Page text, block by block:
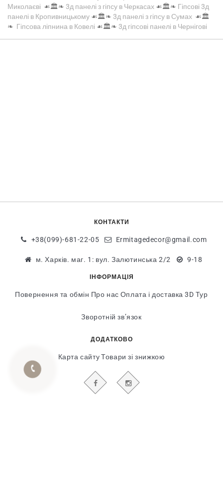
Миколаєві ☙🏛️❧ 3д панелі з гіпсу в Черкасах ☙🏛️❧ Гіпсові 3д
панелі в Кропивницькому ☙🏛️❧ 3д панелі з гіпсу в Сумах ☙🏛️
❧ Гіпсова ліпнина в Ковелі ☙🏛️❧ 3д гіпсові панелі в Чернігові
КОНТАКТИ
+38(099)-681-22-05 Ermitagedecor@gmail.com
м. Харків. маг. 1: вул. Залютинська 2/2 9-18
ІНФОРМАЦІЯ
Повернення та обмін Про нас Оплата і доставка 3D Тур
Зворотній зв’язок
ДОДАТКОВО
Карта сайту Товари зі знижкою